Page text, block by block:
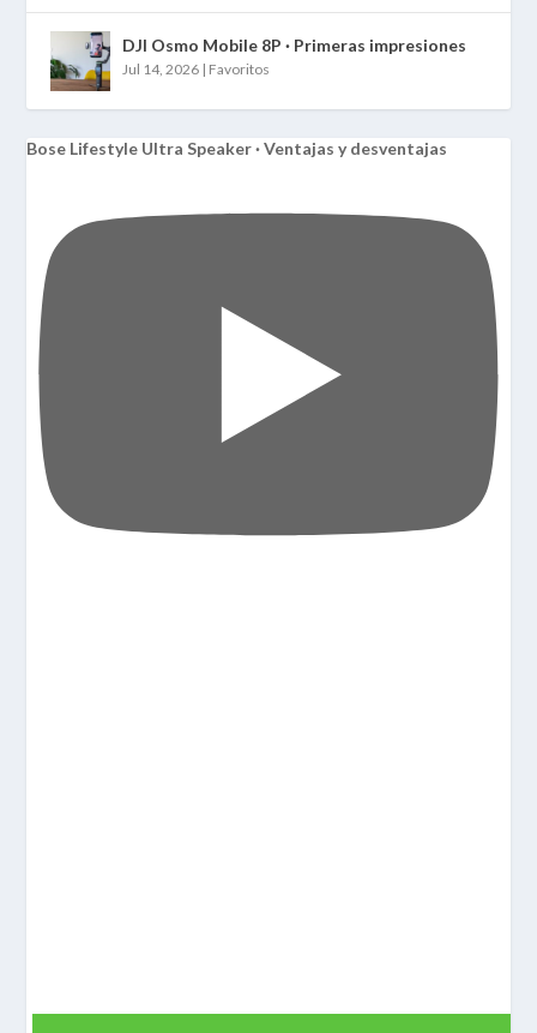
DJI Osmo Mobile 8P · Primeras impresiones
Jul 14, 2026 | Favoritos
Bose Lifestyle Ultra Speaker · Ventajas y desventajas